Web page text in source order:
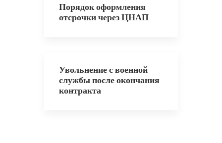
Порядок оформления
отсрочки через ЦНАП
Увольнение с военной
службы после окончания
контракта